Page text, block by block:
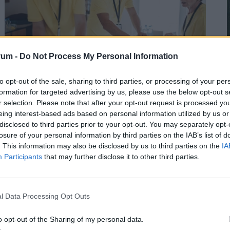
- Do Not Process My Personal Information
opt-out of the sale, sharing to third parties, or processing of your
for targeted advertising by us, please use the below opt-out
selection. Please note that after your opt-out request is processed
interest-based ads based on personal information utilized by us
to third parties prior to your opt-out. You may separately
of your personal information by third parties on the IAB’s list of
This information may also be disclosed by us to third parties on the
Participants that may further disclose it to other third parties.
Data Processing Opt Outs
opt-out of the Sharing of my personal data.
Így próbálják túlélni a kegyetlen hőséget a
magyar melósok: ingyen sör és jégkrém jár
a gyárakban
A kánikula elleni védekezést bonyolítja, hogy a
kormányzati elvárásokkal összhangban a cégeknek az
energiafogyasztásukat is mérsékelniük kell.